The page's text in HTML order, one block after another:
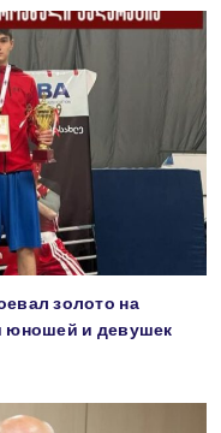
золото на
юношей и девушек